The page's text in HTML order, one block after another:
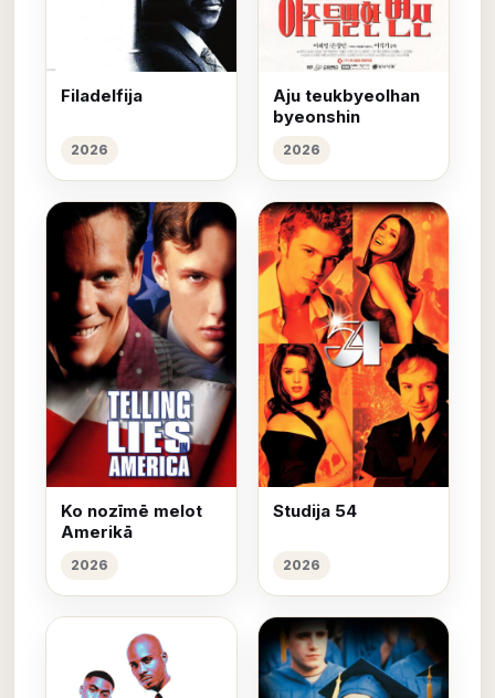
Filadelfija
2026
Aju teukbyeolhan
byeonshin
2026
Ko nozīmē melot
Amerikā
2026
Studija 54
2026